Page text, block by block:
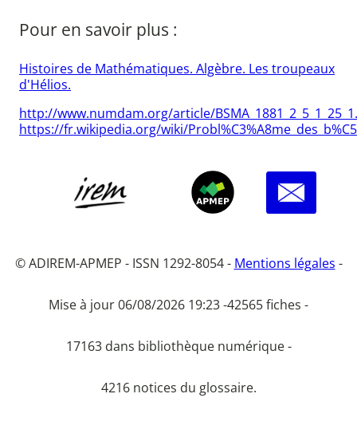
Pour en savoir plus :
Histoires de Mathématiques. Algèbre. Les troupeaux
d'Hélios.
http://www.numdam.org/article/
https://fr.wikipedia.org/wiki/
© ADIREM-APMEP - ISSN 1292-8054 - Mentions légales -
Mise à jour 06/08/2026 19:23 -42565 fiches -
17163 dans bibliothèque numérique -
4216 notices du glossaire.